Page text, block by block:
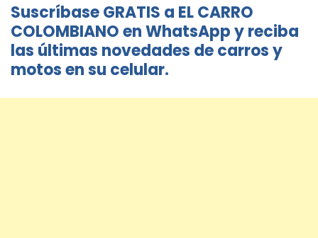
Suscríbase GRATIS a EL CARRO
COLOMBIANO en WhatsApp y reciba
las últimas novedades de carros y
motos en su celular.